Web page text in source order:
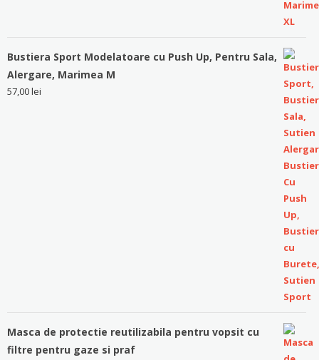
Bustiera Sport Modelatoare cu Push Up, Pentru Sala,
Alergare, Marimea M
57,00lei
Masca de protectie reutilizabila pentru vopsit cu
filtre pentru gaze si praf